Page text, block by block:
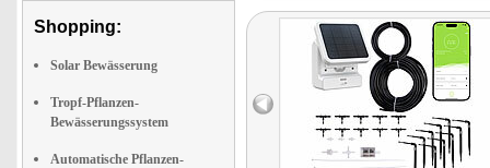
Shopping:
Solar Bewässerung
Tropf-Pflanzen-
Bewässerungssystem
Automatische Pflanzen-
Stromnetz."